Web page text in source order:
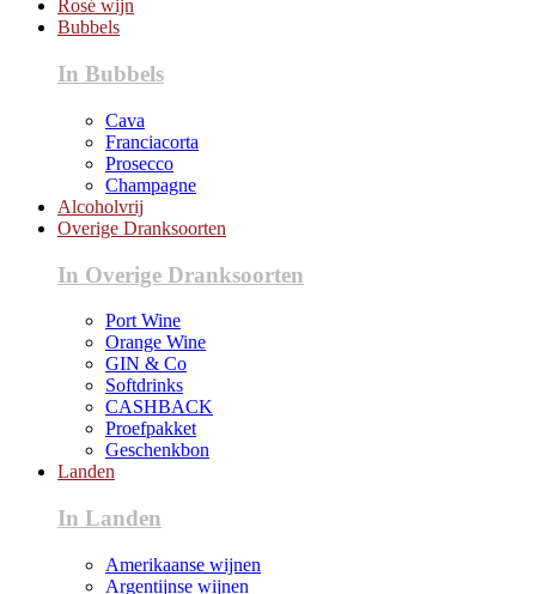
Rosé wijn
Bubbels
In Bubbels
Cava
Franciacorta
Prosecco
Champagne
Alcoholvrij
Overige Dranksoorten
In Overige Dranksoorten
Port Wine
Orange Wine
GIN & Co
Softdrinks
CASHBACK
Proefpakket
Geschenkbon
Landen
In Landen
Amerikaanse wijnen
Argentijnse wijnen